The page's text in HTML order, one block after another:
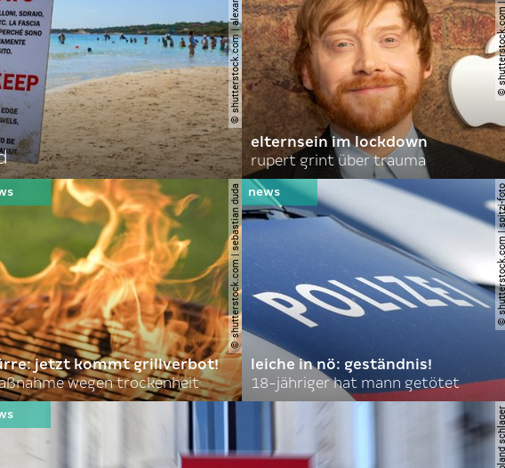
© shutterstock.com | alexandre.rosa ©
elternsein im lockdown
rupert grint über trauma
© shutterstock.com | sebastian duda
jetzt kommt grillverbot!
wegen trockenheit
©
leiche in nö: geständnis!
18-jähriger hat mann getötet